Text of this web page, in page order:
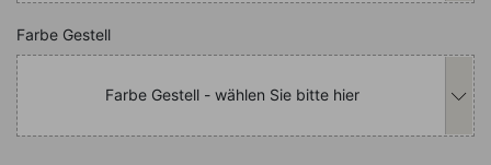
Nachfolgend können Sie das
Farbe Gestell
Farbe Gestell - wählen Sie bitte hier